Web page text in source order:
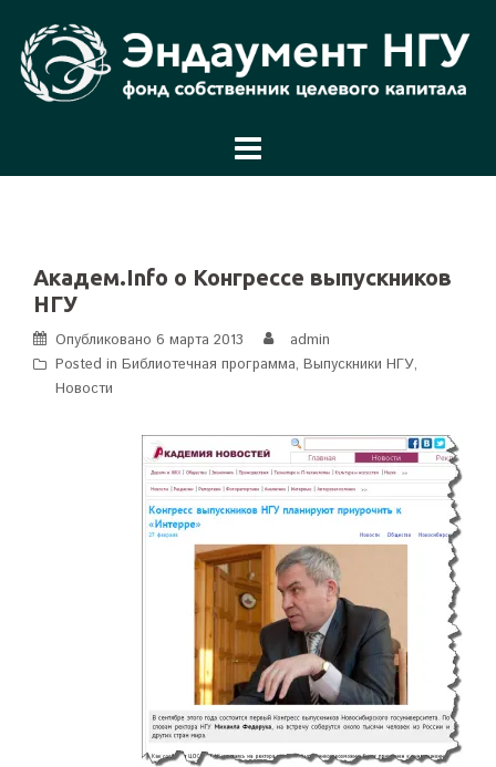
содержимому
Академ.Info о Конгрессе выпускников
НГУ
Опубликовано 6 марта 2013
admin
Posted in Библиотечная программа, Выпускники НГУ,
Новости